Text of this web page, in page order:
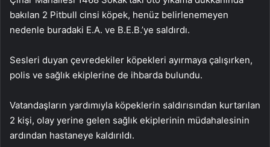
bakılan 2 Pitbull cinsi köpek, henüz belirlenemeyen
nedenle buradaki E.A. ve B.E.B.’ye saldırdı.
Sesleri duyan çevredekiler köpekleri ayırmaya çalışırken,
polis ve sağlık ekiplerine de ihbarda bulundu.
Vatandaşların yardımıyla köpeklerin saldırısından kurtarılan
2 kişi, olay yerine gelen sağlık ekiplerinin müdahalesinin
ardından hastaneye kaldırıldı.